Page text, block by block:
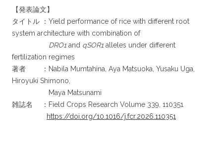
【発表論文】
タイトル ：Yield performance of rice with different root
system architecture with combination of
DRO1 and qSOR1 alleles under different
fertilization regimes
著者 ：Nabila Mumtahina, Aya Matsuoka, Yusaku Uga,
Hiroyuki Shimono,
Maya Matsunami
雑誌名 ：Field Crops Research Volume 339, 110351
https://doi.org/10.1016/j.fcr.2026.110351